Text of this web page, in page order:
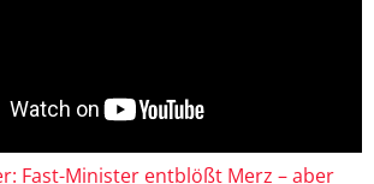
Fast-Minister entblößt Merz – aber